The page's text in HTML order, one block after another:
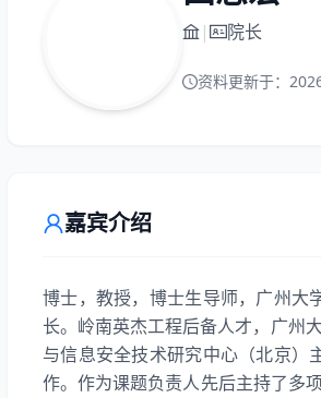
| 院长
资料更新于：
嘉宾介绍
博士，教授，博士生导师，广州大
长。岭南英杰工程后备人才，广州
与信息安全技术研究中心（北京）
作。作为课题负责人先后主持了多